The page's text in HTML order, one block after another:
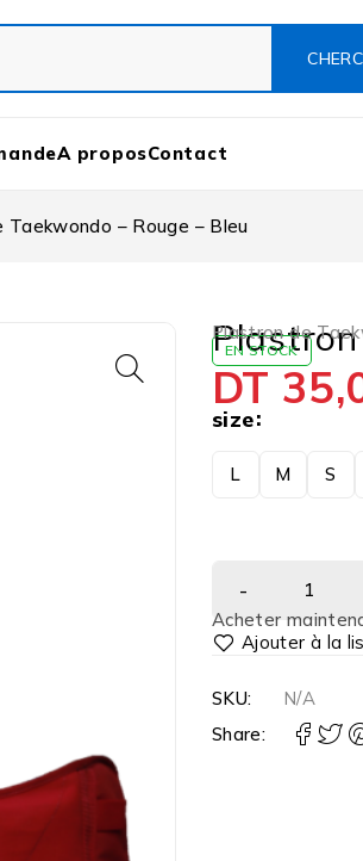
A proposContact
Taekwondo – Rouge – Bleu
Plastron de
Plastron
EN STOCK
DT
size
L M S
Acheter
SKU:
N/A
Share: